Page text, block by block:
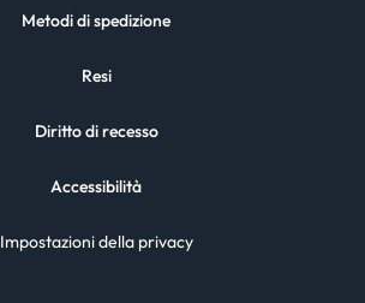
Metodi di spedizione
Resi
Diritto di recesso
Accessibilità
Impostazioni della privacy